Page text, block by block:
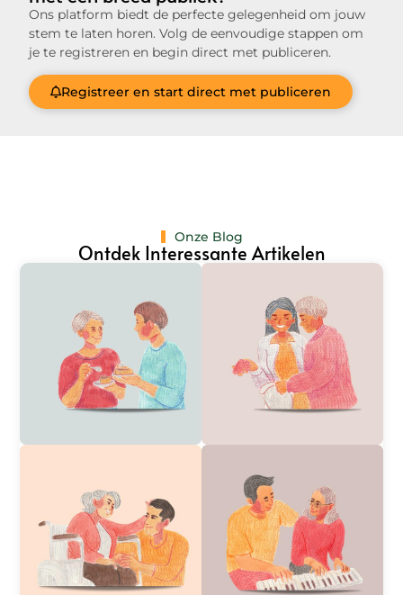
Ons platform biedt de perfecte gelegenheid om jouw
stem te laten horen. Volg de eenvoudige stappen om
je te registreren en begin direct met publiceren.
Registreer en start direct met publiceren
Onze Blog
Ontdek Interessante Artikelen